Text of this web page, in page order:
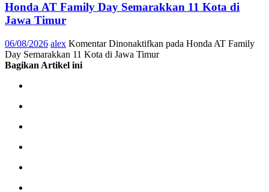
Honda AT Family Day Semarakkan 11 Kota di
Jawa Timur
06/08/2026 alex Komentar Dinonaktifkan pada Honda AT Family
Day Semarakkan 11 Kota di Jawa Timur
Bagikan Artikel ini